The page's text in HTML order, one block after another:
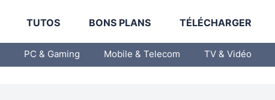
TUTOS BONS PLANS TÉLÉCHARGER
PC & Gaming Mobile & Telecom TV & Vidéo